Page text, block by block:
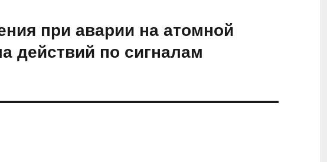
при аварии на атомной
действий по сигналам